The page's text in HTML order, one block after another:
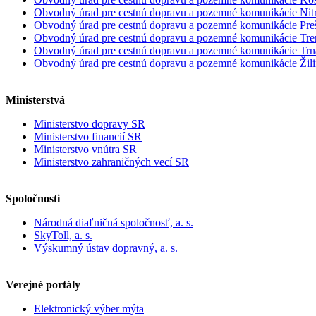
Obvodný úrad pre cestnú dopravu a pozemné komunikácie
Obvodný úrad pre cestnú dopravu a pozemné komunikácie
Obvodný úrad pre cestnú dopravu a pozemné komunikácie
Obvodný úrad pre cestnú dopravu a pozemné komunikácie
Obvodný úrad pre cestnú dopravu a pozemné komunikácie
Ministerstvá
Ministerstvo dopravy SR
Ministerstvo financií SR
Ministerstvo vnútra SR
Ministerstvo zahraničných vecí SR
Spoločnosti
Národná diaľničná spoločnosť, a. s.
SkyToll, a. s.
Výskumný ústav dopravný, a. s.
Verejné portály
Elektronický výber mýta